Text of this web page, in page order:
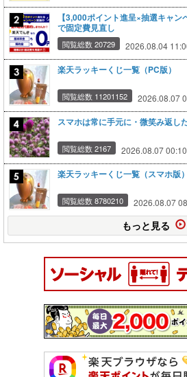
【3,000ポイント進呈×抽選キャ
で固定費見直し
閲覧総数 20729 2026.08.04
楽天ラッキーくじ一覧（PC版）
閲覧総数 11201152 2026.08.07
スマホは常に手元に・微笑み返し
閲覧総数 2167 2026.08.07 00:10
楽天ラッキーくじ一覧（スマホ版）
閲覧総数 8780210 2026.08.07
もっと見る